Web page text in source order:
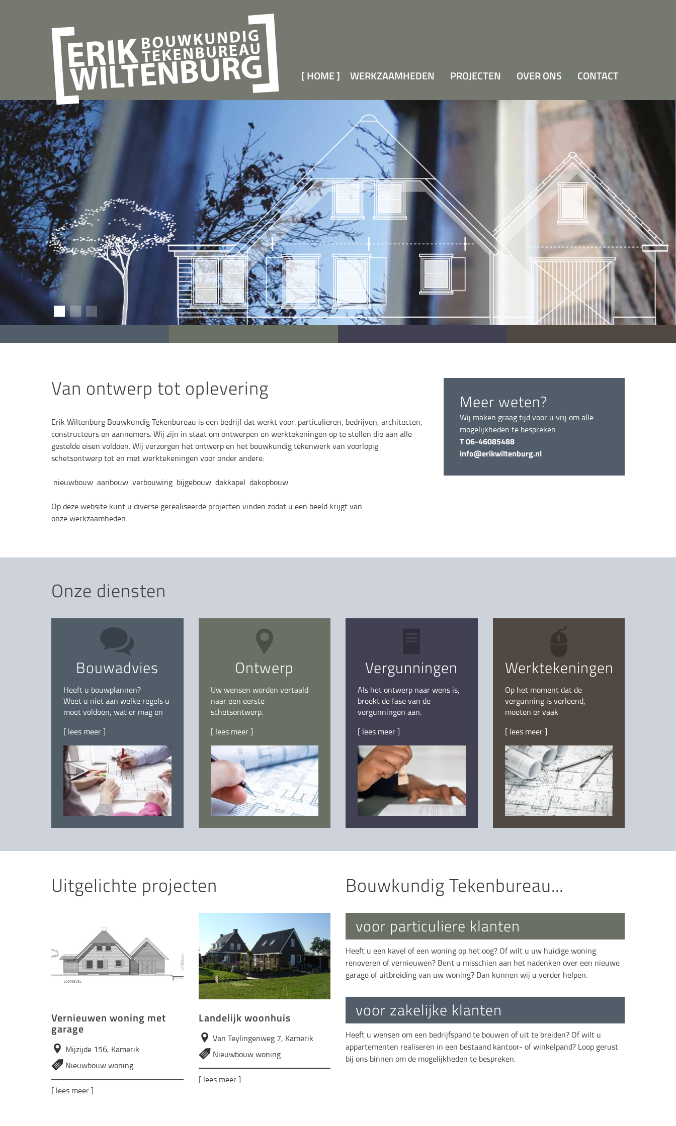
HOME WERKZAAMHEDEN PROJECTEN OVER ONS CONTACT
Van ontwerp tot oplevering
Erik Wiltenburg Bouwkundig Tekenbureau is een bedrijf dat werkt voor: particulieren, bedrijven, architecten,
constructeurs en aannemers. Wij zijn in staat om ontwerpen en werktekeningen op te stellen die aan alle
gestelde eisen voldoen. Wij verzorgen het ontwerp en het bouwkundig tekenwerk van voorlopig
schetsontwerp tot en met werktekeningen voor onder andere:
nieuwbouw aanbouw verbouwing bijgebouw dakkapel dakopbouw
Op deze website kunt u diverse gerealiseerde projecten vinden zodat u een beeld krijgt van
onze werkzaamheden.
Meer weten?
Wij maken graag tijd voor u vrij om alle
mogelijkheden te bespreken.
T 06-46085488
info@erikwiltenburg.nl
Onze diensten
Bouwadvies
Heeft u bouwplannen?
Weet u niet aan welke regels u
moet voldoen, wat er mag en
[ lees meer ]
Ontwerp
Uw wensen worden vertaald
naar een eerste
schetsontwerp.
[ lees meer ]
Vergunningen
Als het ontwerp naar wens is,
breekt de fase van de
vergunningen aan.
[ lees meer ]
Werktekeningen
Op het moment dat de
vergunning is verleend,
moeten er vaak
aangeleverd bij de aannemer.
[ lees meer ]
Uitgelichte projecten
Vernieuwen woning met
garage
Mijzijde 156, Kamerik
Nieuwbouw woning
[ lees meer ]
Landelijk woonhuis
Van Teylingenweg 7, Kamerik
Nieuwbouw woning
[ lees meer ]
Bouwkundig Tekenbureau...
voor particuliere klanten
Heeft u een kavel of een woning op het oog? Of wilt u uw huidige woning
renoveren of vernieuwen? Bent u misschien aan het nadenken over een nieuwe
garage of uitbreiding van uw woning? Dan kunnen wij u verder helpen.
voor zakelijke klanten
Heeft u wensen om een bedrijfspand te bouwen of uit te breiden? Of wilt u
appartementen realiseren in een bestaand kantoor- of winkelpand? Loop gerust
bij ons binnen om de mogelijkheden te bespreken.